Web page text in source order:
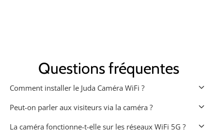
Questions fréquentes
Comment installer le Juda Caméra WiFi ? keyboard_arrow_down
Peut-on parler aux visiteurs via la caméra ? keyboard_arrow_down
La caméra fonctionne-t-elle sur les réseaux WiFi 5G ? keyboard_arrow_down